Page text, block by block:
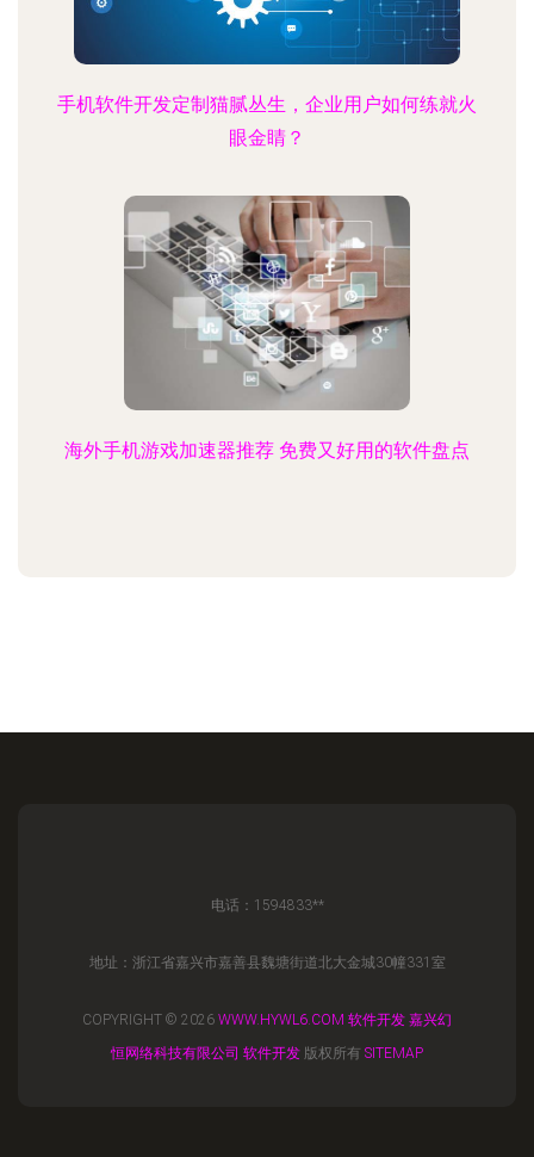
手机软件开发定制猫腻丛生，企业用户如何练就火
眼金睛？
海外手机游戏加速器推荐 免费又好用的软件盘点
电话：1594833**
地址：浙江省嘉兴市嘉善县魏塘街道北大金城30幢331室
COPYRIGHT © 2026 WWW.HYWL6.COM 软件开发 嘉兴幻
恒网络科技有限公司 软件开发 版权所有 SITEMAP